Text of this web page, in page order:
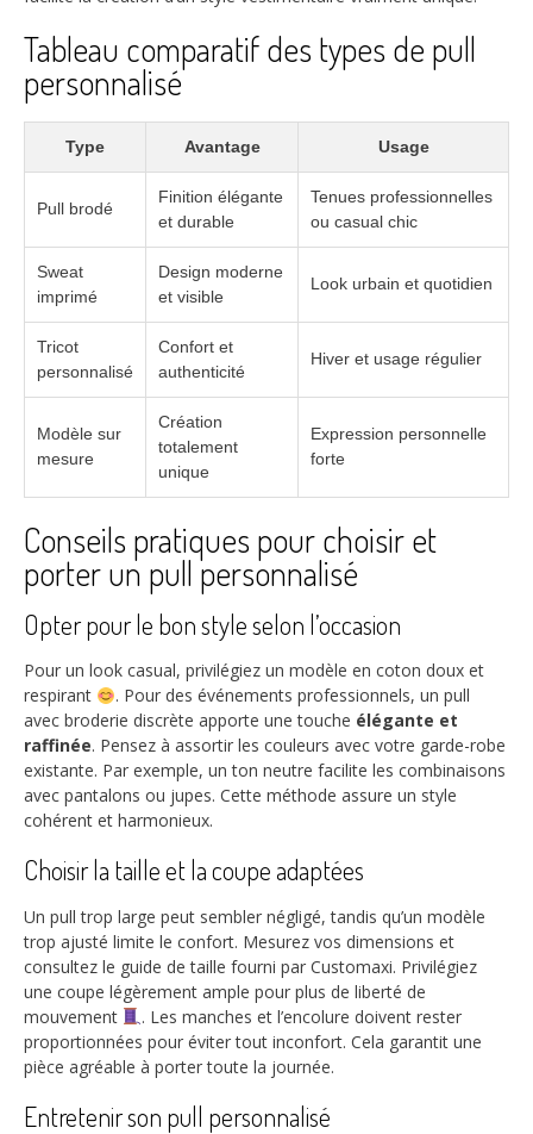
Tableau comparatif des types de pull
personnalisé
Type Avantage Usage
Pull brodé
Finition élégante
et durable
Tenues professionnelles
ou casual chic
Sweat
imprimé
Design moderne
et visible
Look urbain et quotidien
Tricot
personnalisé
Confort et
authenticité
Hiver et usage régulier
Modèle sur
mesure
Création
totalement
unique
Expression personnelle
forte
Conseils pratiques pour choisir et
porter un pull personnalisé
Opter pour le bon style selon l’occasion
Pour un look casual, privilégiez un modèle en coton doux et
respirant
. Pour des événements professionnels, un pull
avec broderie discrète apporte une touche élégante et
raffinée. Pensez à assortir les couleurs avec votre garde-robe
existante. Par exemple, un ton neutre facilite les combinaisons
avec pantalons ou jupes. Cette méthode assure un style
cohérent et harmonieux.
Choisir la taille et la coupe adaptées
Un pull trop large peut sembler négligé, tandis qu’un modèle
trop ajusté limite le confort. Mesurez vos dimensions et
consultez le guide de taille fourni par Customaxi. Privilégiez
une coupe légèrement ample pour plus de liberté de
mouvement
. Les manches et l’encolure doivent rester
proportionnées pour éviter tout inconfort. Cela garantit une
pièce agréable à porter toute la journée.
Entretenir son pull personnalisé